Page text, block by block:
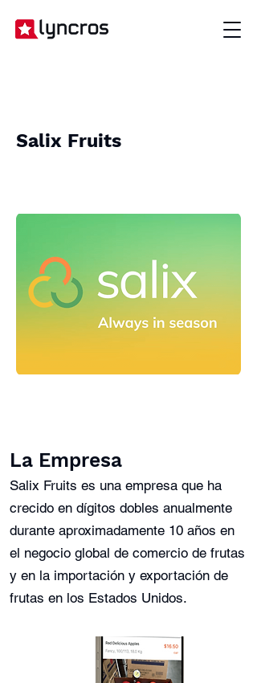
Salix Fruits
La Empresa
Salix Fruits es una empresa que ha
crecido en dígitos dobles anualmente
durante aproximadamente 10 años en
el negocio global de comercio de frutas
y en la importación y exportación de
frutas en los Estados Unidos.